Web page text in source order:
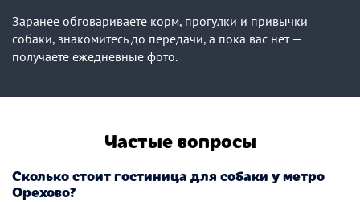
Заранее обговариваете корм, прогулки и привычки
собаки, знакомитесь до передачи, а пока вас нет —
получаете ежедневные фото.
Частые вопросы
Сколько стоит гостиница для собаки у метро
Орехово?